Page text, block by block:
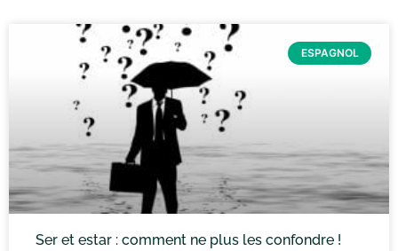
ESPAGNOL
Ser et estar : comment ne plus les confondre !